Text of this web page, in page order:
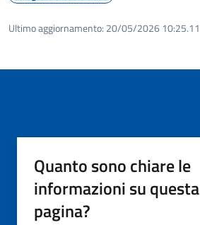
Ultimo aggiornamento: 20/05/2026 10:25.11
Quanto sono chiare le
informazioni su questa
pagina?